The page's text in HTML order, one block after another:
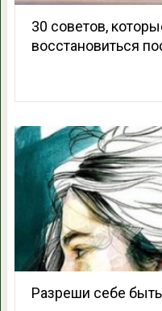
30 советов,
восстановиться
Разреши себе